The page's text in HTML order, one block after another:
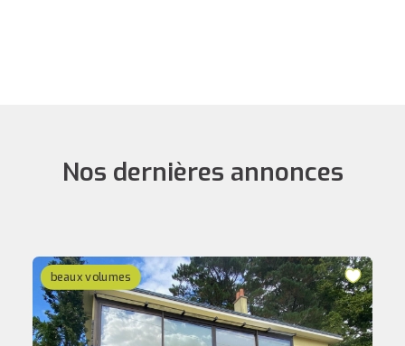
Nos dernières annonces
beaux volumes